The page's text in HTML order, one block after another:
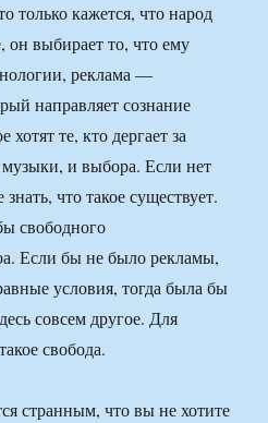
только кажется, что народ
он выбирает то, что ему
реклама —
направляет сознание
хотят те, кто дергает за
и выбора. Если нет
что такое существует.
свободного
Если бы не было рекламы,
условия, тогда была бы
совсем другое. Для
свобода.
странным, что вы не хотите